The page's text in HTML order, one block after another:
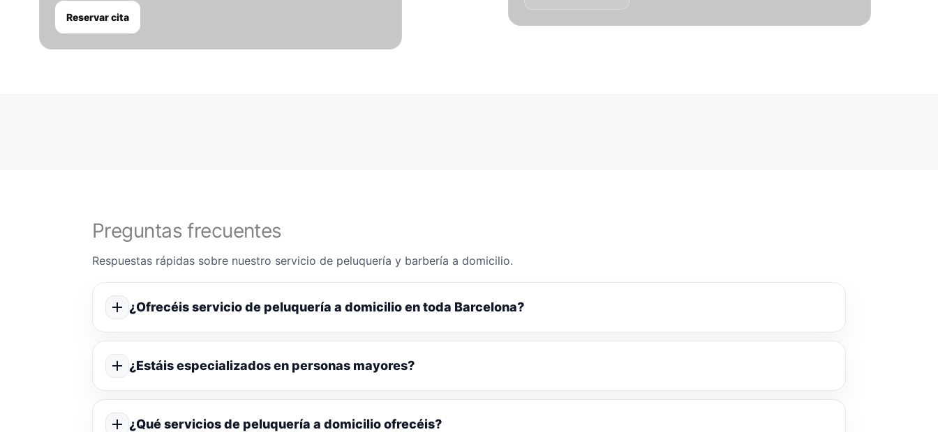
Reservar cita
Preguntas frecuentes
Respuestas rápidas sobre nuestro servicio de peluquería y barbería a domicilio.
¿Ofrecéis servicio de peluquería a domicilio en toda Barcelona?
¿Estáis especializados en personas mayores?
¿Qué servicios de peluquería a domicilio ofrecéis?